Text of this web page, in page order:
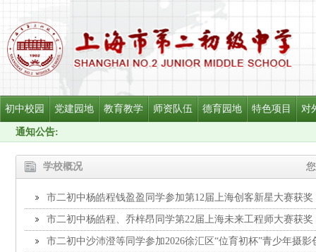
初中校园 党建园地 教育教学 师资队伍 德育园地 特色项目 对
通知公告:
学校概况
市二初中杨皓程钱盈盈同学参加第12届上海创客新星大赛获奖
市二初中杨皓程、乔梓昂同学第22届上海未来工程师大赛获奖
市二初中沙沛澄等同学参加2026徐汇区“位育初杯”青少年摄